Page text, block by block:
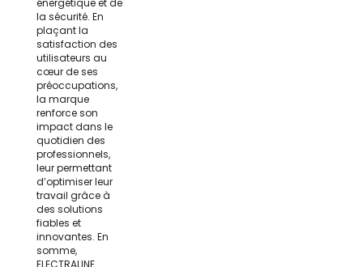
énergétique et de
la sécurité. En
plaçant la
satisfaction des
utilisateurs au
cœur de ses
préoccupations,
la marque
renforce son
impact dans le
quotidien des
professionnels,
leur permettant
d’optimiser leur
travail grâce à
des solutions
fiables et
innovantes. En
somme,
ELECTRALINE